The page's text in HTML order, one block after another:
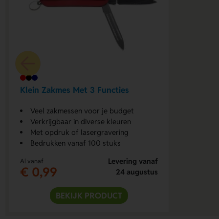
Klein Zakmes Met 3 Functies
Veel zakmessen voor je budget
Verkrijgbaar in diverse kleuren
Met opdruk of lasergravering
Bedrukken vanaf 100 stuks
Al vanaf
€ 0,99
Levering vanaf
24 augustus
BEKIJK PRODUCT